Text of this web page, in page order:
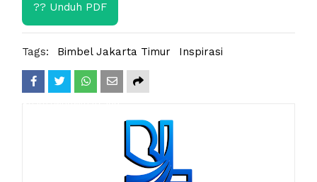
?? Unduh PDF
Tags: Bimbel Jakarta Timur Inspirasi